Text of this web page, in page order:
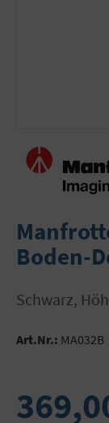
Boden-
schwarz,
Art.Nr.: MA032B